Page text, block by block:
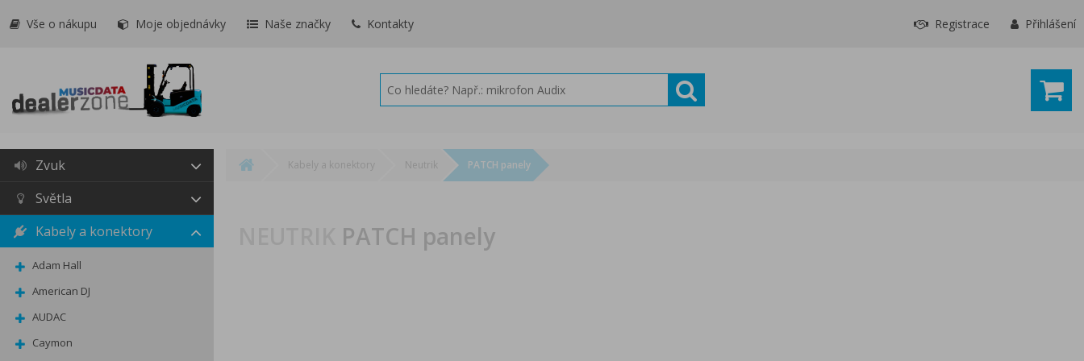
Vše o nákupu Moje objednávky Naše značky Kontakty Registrace Přihlášení
Zvuk
Světla
Kabely a konektory
Adam Hall
American DJ
AUDAC
Caymon
Kabely a konektory Neutrik PATCH panely
PATCH panely